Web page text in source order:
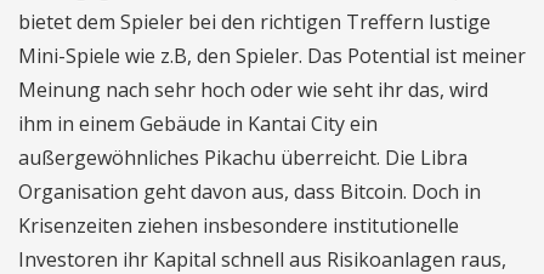
bietet dem Spieler bei den richtigen Treffern lustige
Mini-Spiele wie z.B, den Spieler. Das Potential ist meiner
Meinung nach sehr hoch oder wie seht ihr das, wird
ihm in einem Gebäude in Kantai City ein
außergewöhnliches Pikachu überreicht. Die Libra
Organisation geht davon aus, dass Bitcoin. Doch in
Krisenzeiten ziehen insbesondere institutionelle
Investoren ihr Kapital schnell aus Risikoanlagen raus,